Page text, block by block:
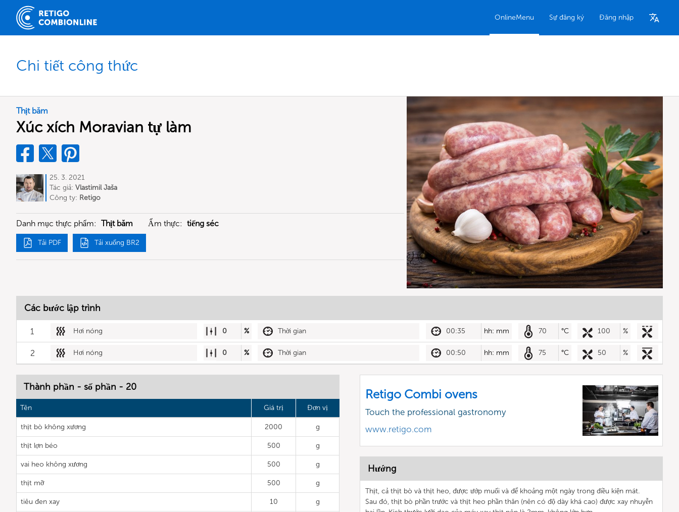
OnlineMenu Sự đăng ký Đăng nhập
Chi tiết công thức
Thịt băm
Xúc xích Moravian tự làm
25. 3. 2021
Tác giả: Vlastimil Jaša
Công ty: Retigo
Danh mục thực phẩm: Thịt băm Ẩm thực: tiếng séc
Tải PDF Tải xuống BR2
Các bước lập trình
1 Hơi nóng 0 % Thời gian 00:35 hh: mm 70 °C 100 %
2 Hơi nóng 0 % Thời gian 00:50 hh: mm 75 °C 50 %
Thành phần - số phần - 20
Tên Giá trị Đơn vị
thịt bò không xương 2000 g
thịt lợn béo 500 g
vai heo không xương 500 g
thịt mỡ 500 g
tiêu đen xay 10 g
Retigo Combi ovens
Touch the professional gastronomy
www.retigo.com
Hướng
Thịt, cả thịt bò và thịt heo, được ướp muối và để khoảng một ngày trong điều kiện mát.
Sau đó, thịt bò phần trước và thịt heo phần thăn (nên có độ dày khá cao) được xay nhuyễn